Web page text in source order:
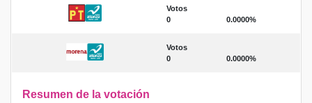
Votos
0
0.0000%
Votos
0
0.0000%
Resumen de la votación